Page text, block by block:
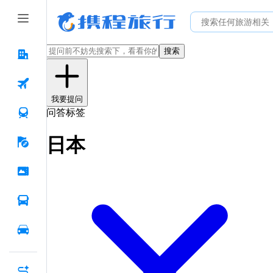
搜索
我要提问
问答标签
日本